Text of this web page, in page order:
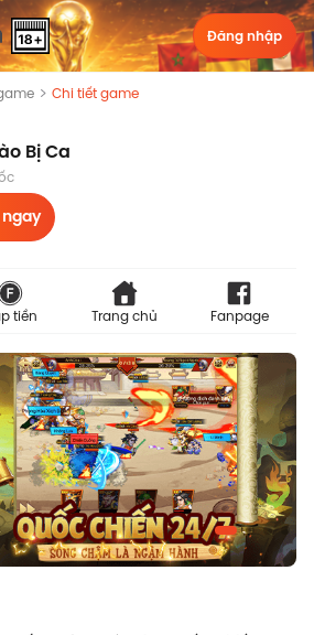
Đăng nhập
Chi tiết game
Bị Ca
tiền Trang chủ Fanpage